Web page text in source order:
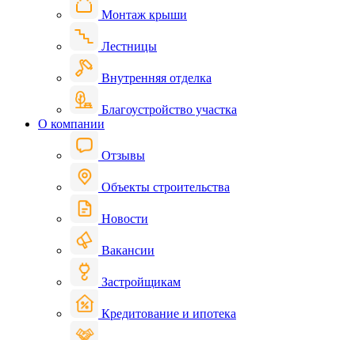
Монтаж крыши
Лестницы
Внутренняя отделка
Благоустройство участка
О компании
Отзывы
Объекты строительства
Новости
Вакансии
Застройщикам
Кредитование и ипотека